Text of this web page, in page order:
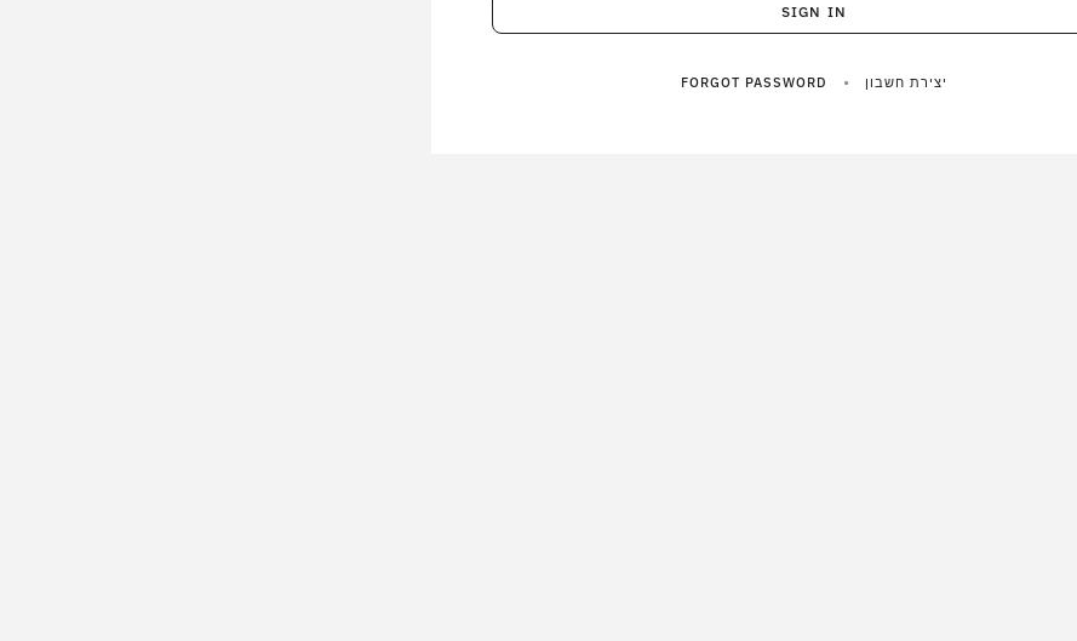
SIGN IN
יצירת חשבון •
FORGOT PASSWORD